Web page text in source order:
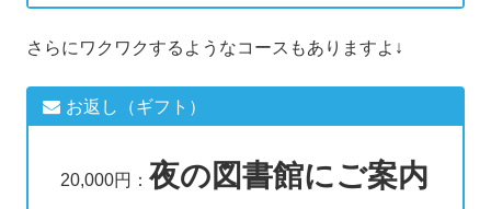
さらにワクワクするようなコースもありますよ↓
お返し（ギフト）
20,000円： 夜の図書館にご案内